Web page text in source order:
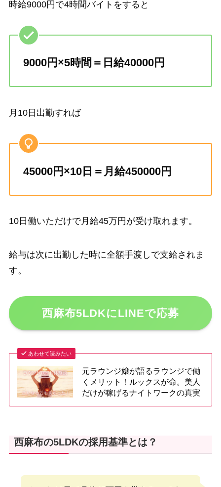
時給9000円で4時間バイトをすると
9000円×5時間＝日給40000円
月10日出勤すれば
45000円×10日＝月給450000円
10日働いただけで月給45万円が受け取れます。
給与は次に出勤した時に全額手渡しで支給されま
す。
西麻布5LDKにLINEで応募
あわせて読みたい
元ラウンジ嬢が語るラウンジで働
くメリット！ルックスが命。美人
だけが稼げるナイトワークの真実
西麻布の5LDKの採用基準とは？